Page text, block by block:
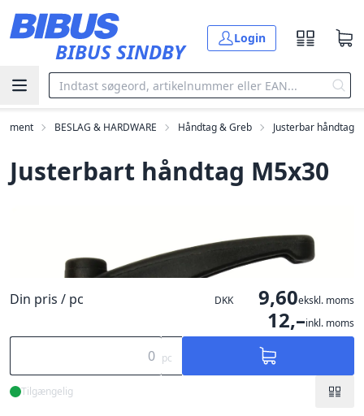
BIBUS SINDBY
Login
BESLAG & HARDWARE Håndtag & Greb Justerbar håndtag
Justerbart håndtag M5x30
Din pris / pc DKK 9,60ekskl. moms
12,–inkl. moms
pc
Tilgængelig